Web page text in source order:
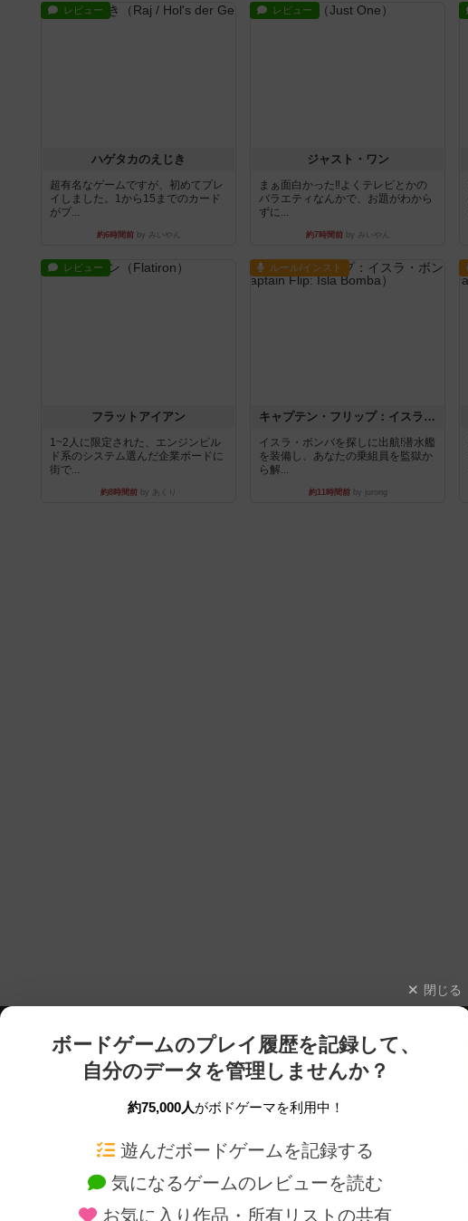
レビュー
ハゲタカのえじき
超有名なゲームですが、初めてプレ
イしました。1から15までのカード
がプ...
約6時間前by みいやん
レビュー
ジャスト・ワン
まぁ面白かった‼️よくテレビとかの
バラエティなんかで、お題がわから
ずに...
約7時間前by みいやん
レビュー
フラットアイアン
1~2人に限定された、エンジンビル
ド系のシステム選んだ企業ボードに
街で...
約8時間前 by あくり
ルール/インスト
キャプテン・フリップ：イスラ・ボンバ
イスラ・ボンバを探しに出航!潜水艦
を装備し、あなたの乗組員を監獄か
ら解...
約11時間前by jurong
閉じる
ボードゲームのプレイ履歴を記録して、
自分のデータを管理しませんか？
約75,000人がボドゲーマを利用中！
遊んだボードゲームを記録する
気になるゲームのレビューを読む
お気に入り作品・所有リストの共有
ボードゲームを検索する 新作・再入荷情報